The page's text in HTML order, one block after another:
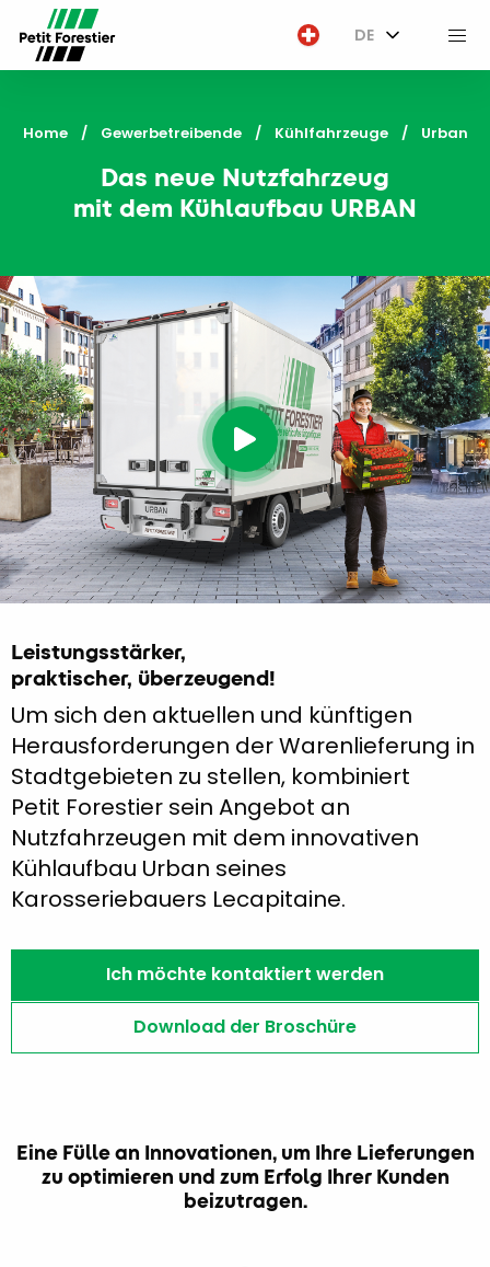
DE
Home Gewerbetreibende Kühlfahrzeuge Current:
Urban
Das neue Nutzfahrzeug
mit dem Kühlaufbau URBAN
Leistungsstärker,
praktischer, überzeugend!
Um sich den aktuellen und künftigen
Herausforderungen der Warenlieferung in
Stadtgebieten zu stellen, kombiniert
Petit Forestier sein Angebot an
Nutzfahrzeugen mit dem innovativen
Kühlaufbau Urban seines
Karosseriebauers Lecapitaine.
Ich möchte kontaktiert werden
Download der Broschüre
Eine Fülle an Innovationen, um Ihre Lieferungen
zu optimieren und zum Erfolg Ihrer Kunden
beizutragen.